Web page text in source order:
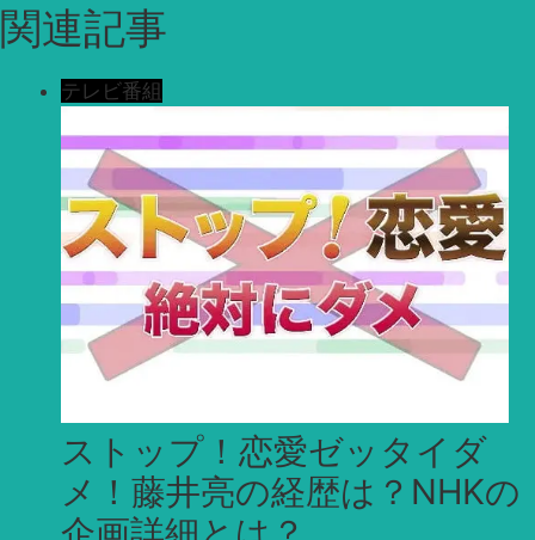
関連記事
テレビ番組
ストップ！恋愛ゼッタイダ
メ！藤井亮の経歴は？NHKの